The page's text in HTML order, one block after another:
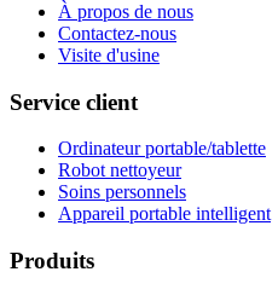
À propos de nous
Contactez-nous
Visite d'usine
Service client
Ordinateur portable/tablette
Robot nettoyeur
Soins personnels
Appareil portable intelligent
Produits